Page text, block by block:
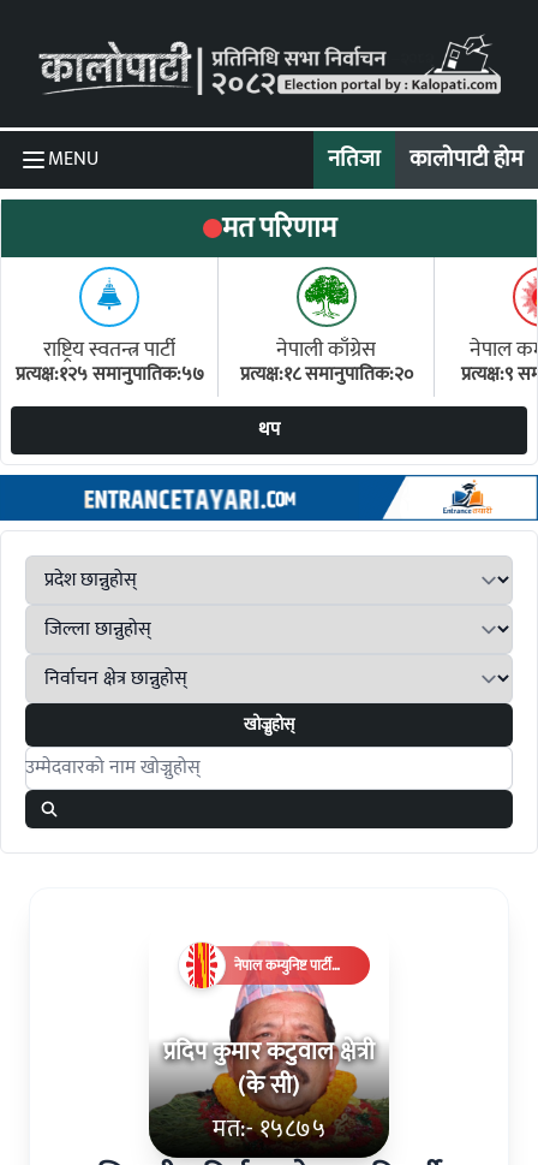
MENU नतिजा कालोपाटी होम
मत परिणाम
राष्ट्रिय स्वतन्त्र पार्टी
प्रत्यक्ष:१२५ समानुपातिक:५७
नेपाली काँग्रेस
प्रत्यक्ष:१८ समानुपातिक:२०
नेपाल
प्रत्यक्ष:९
थप
खोज्नुहोस्
Search candidates
प्रदिप कुमार कटुवाल क्षेत्री
(के सी)
मत:- १५८७५
नेपाल कम्युनिष्ट पार्टी
(एमाले)